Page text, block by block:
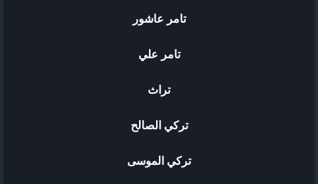
تامر عاشور
تامر علي
تراث
تركي الصالح
تركي الموسى